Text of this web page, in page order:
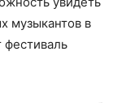
музыкантов в